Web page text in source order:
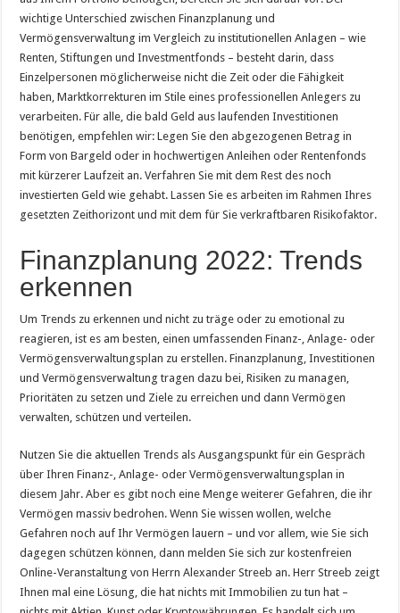
wichtige Unterschied zwischen Finanzplanung und
Vermögensverwaltung im Vergleich zu institutionellen Anlagen – wie
Renten, Stiftungen und Investmentfonds – besteht darin, dass
Einzelpersonen möglicherweise nicht die Zeit oder die Fähigkeit
haben, Marktkorrekturen im Stile eines professionellen Anlegers zu
verarbeiten. Für alle, die bald Geld aus laufenden Investitionen
benötigen, empfehlen wir: Legen Sie den abgezogenen Betrag in
Form von Bargeld oder in hochwertigen Anleihen oder Rentenfonds
mit kürzerer Laufzeit an. Verfahren Sie mit dem Rest des noch
investierten Geld wie gehabt. Lassen Sie es arbeiten im Rahmen Ihres
gesetzten Zeithorizont und mit dem für Sie verkraftbaren Risikofaktor.
Finanzplanung 2022: Trends
erkennen
Um Trends zu erkennen und nicht zu träge oder zu emotional zu
reagieren, ist es am besten, einen umfassenden Finanz-, Anlage- oder
Vermögensverwaltungsplan zu erstellen. Finanzplanung, Investitionen
und Vermögensverwaltung tragen dazu bei, Risiken zu managen,
Prioritäten zu setzen und Ziele zu erreichen und dann Vermögen
verwalten, schützen und verteilen.
Nutzen Sie die aktuellen Trends als Ausgangspunkt für ein Gespräch
über Ihren Finanz-, Anlage- oder Vermögensverwaltungsplan in
diesem Jahr. Aber es gibt noch eine Menge weiterer Gefahren, die ihr
Vermögen massiv bedrohen. Wenn Sie wissen wollen, welche
Gefahren noch auf Ihr Vermögen lauern – und vor allem, wie Sie sich
dagegen schützen können, dann melden Sie sich zur kostenfreien
Online-Veranstaltung von Herrn Alexander Streeb an. Herr Streeb zeigt
Ihnen mal eine Lösung, die hat nichts mit Immobilien zu tun hat –